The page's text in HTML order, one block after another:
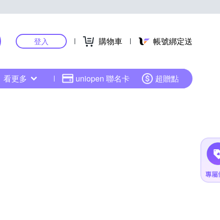
登入 購物車 帳號綁定送
看更多 uniopen 聯名卡 超贈點